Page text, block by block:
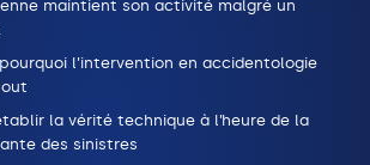
maintient son activité malgré un
l’intervention en accidentologie
la vérité technique à l’heure de la
des sinistres